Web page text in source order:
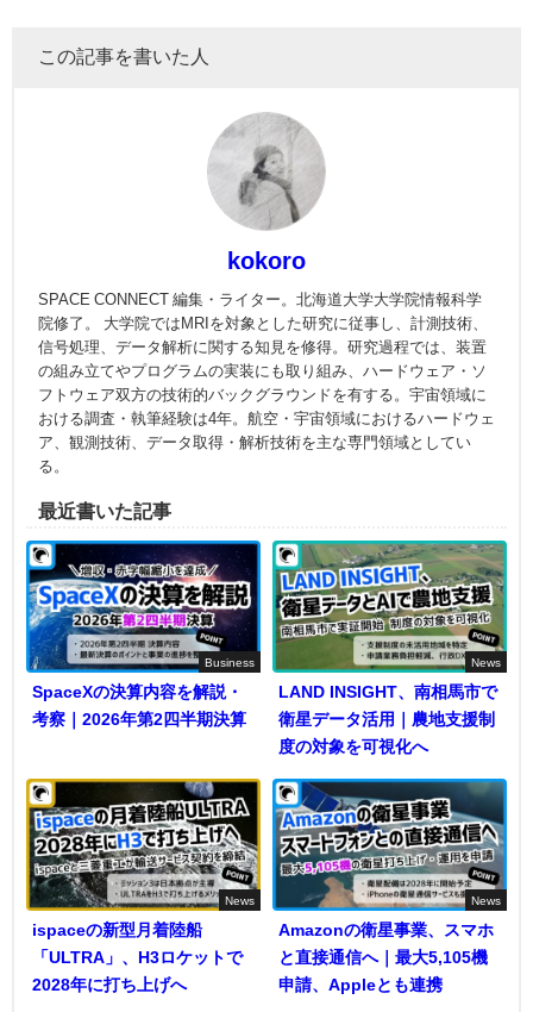
この記事を書いた人
kokoro
SPACE CONNECT 編集・ライター。北海道大学大学院情報科学
院修了。 大学院ではMRIを対象とした研究に従事し、計測技術、
信号処理、データ解析に関する知見を修得。研究過程では、装置
の組み立てやプログラムの実装にも取り組み、ハードウェア・ソ
フトウェア双方の技術的バックグラウンドを有する。宇宙領域に
おける調査・執筆経験は4年。航空・宇宙領域におけるハードウェ
ア、観測技術、データ取得・解析技術を主な専門領域としてい
る。
最近書いた記事
Business
SpaceXの決算内容を解説・
考察｜2026年第2四半期決算
News
LAND INSIGHT、南相馬市で
衛星データ活用｜農地支援制
度の対象を可視化へ
News
ispaceの新型月着陸船
「ULTRA」、H3ロケットで
2028年に打ち上げへ
News
Amazonの衛星事業、スマホ
と直接通信へ｜最大5,105機
申請、Appleとも連携